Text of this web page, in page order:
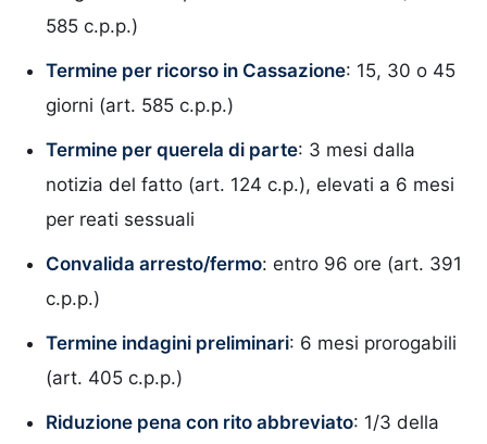
585 c.p.p.)
Termine per ricorso in Cassazione: 15, 30 o 45
giorni (art. 585 c.p.p.)
Termine per querela di parte: 3 mesi dalla
notizia del fatto (art. 124 c.p.), elevati a 6 mesi
per reati sessuali
Convalida arresto/fermo: entro 96 ore (art. 391
c.p.p.)
Termine indagini preliminari: 6 mesi prorogabili
(art. 405 c.p.p.)
Riduzione pena con rito abbreviato: 1/3 della